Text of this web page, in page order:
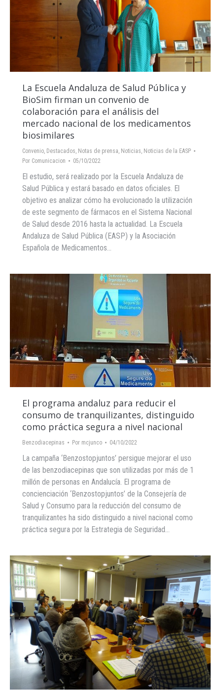
La Escuela Andaluza de Salud Pública y
BioSim firman un convenio de
colaboración para el análisis del
mercado nacional de los medicamentos
biosimilares
Convenio, Destacados, Notas de prensa, Noticias, Noticias de la EASP
Por Comunicacion 05/10/2022
El estudio, será realizado por la Escuela Andaluza de
Salud Pública y estará basado en datos oficiales. El
objetivo es analizar cómo ha evolucionado la utilización
de este segmento de fármacos en el Sistema Nacional
de Salud desde 2016 hasta la actualidad. La Escuela
Andaluza de Salud Pública (EASP) y la Asociación
Española de Medicamentos…
El programa andaluz para reducir el
consumo de tranquilizantes, distinguido
como práctica segura a nivel nacional
Benzodiacepinas Por mcjunco 04/10/2022
La campaña ‘Benzostopjuntos’ persigue mejorar el uso
de las benzodiacepinas que son utilizadas por más de 1
millón de personas en Andalucía. El programa de
concienciación ‘Benzostopjuntos’ de la Consejería de
Salud y Consumo para la reducción del consumo de
tranquilizantes ha sido distinguido a nivel nacional como
práctica segura por la Estrategia de Seguridad…